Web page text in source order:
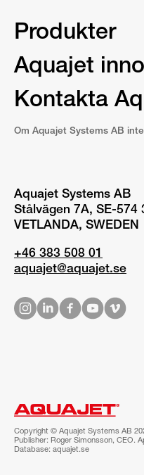
Produkter
Aquajet
Kontakta
Om Aquajet Systems AB
Aquajet Systems AB
Stålvägen 7A, SE-574
VETLANDA, SWEDEN
+46 383 508 01
aquajet@aquajet.se
Copyright © Aquajet Systems AB
Publisher: Roger Simonsson, CEO.
Database: aquajet.se